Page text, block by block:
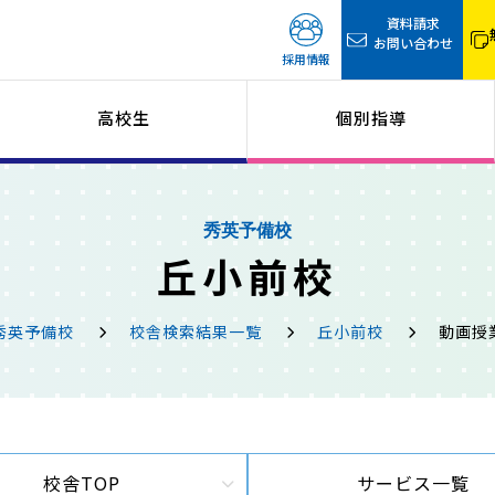
採用情報
資料請求
お問い合わせ
高校生 個別指導
秀英予備校
丘小前校
英予備校 校舎検索結果一覧 丘小前校 動画授
校舎TOP サービス一覧